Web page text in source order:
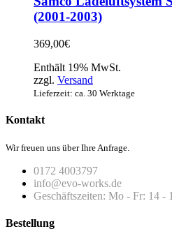
(2001-2003)
369,00€
Enthält 19% MwSt.
zzgl. Versand
Lieferzeit: ca. 30 Werktage
Kontakt
Wir freuen uns über Ihre Anfrage.
0172 4003797
info@evo-works.de
Geschäftszeiten: Mo - Fr: 14 -
Bestellung